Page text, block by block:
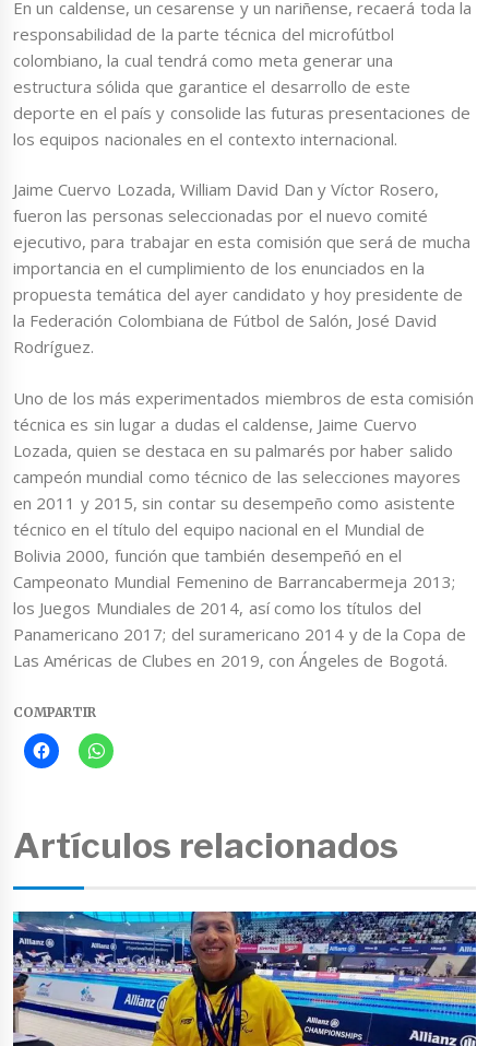
En un caldense, un cesarense y un nariñense, recaerá toda la
responsabilidad de la parte técnica del microfútbol
colombiano, la cual tendrá como meta generar una
estructura sólida que garantice el desarrollo de este
deporte en el país y consolide las futuras presentaciones de
los equipos nacionales en el contexto internacional.
Jaime Cuervo Lozada, William David Dan y Víctor Rosero,
fueron las personas seleccionadas por el nuevo comité
ejecutivo, para trabajar en esta comisión que será de mucha
importancia en el cumplimiento de los enunciados en la
propuesta temática del ayer candidato y hoy presidente de
la Federación Colombiana de Fútbol de Salón, José David
Rodríguez.
Uno de los más experimentados miembros de esta comisión
técnica es sin lugar a dudas el caldense, Jaime Cuervo
Lozada, quien se destaca en su palmarés por haber salido
campeón mundial como técnico de las selecciones mayores
en 2011 y 2015, sin contar su desempeño como asistente
técnico en el título del equipo nacional en el Mundial de
Bolivia 2000, función que también desempeñó en el
Campeonato Mundial Femenino de Barrancabermeja 2013;
los Juegos Mundiales de 2014, así como los títulos del
Panamericano 2017; del suramericano 2014 y de la Copa de
Las Américas de Clubes en 2019, con Ángeles de Bogotá.
COMPARTIR
Artículos relacionados